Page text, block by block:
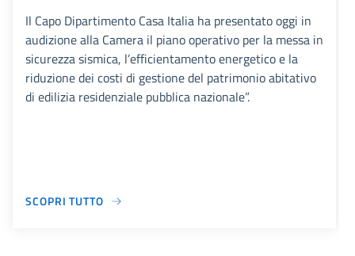
Il Capo Dipartimento Casa Italia ha presentato oggi in
audizione alla Camera il piano operativo per la messa in
sicurezza sismica, l’efficientamento energetico e la
riduzione dei costi di gestione del patrimonio abitativo
di edilizia residenziale pubblica nazionale”.
SCOPRI TUTTO